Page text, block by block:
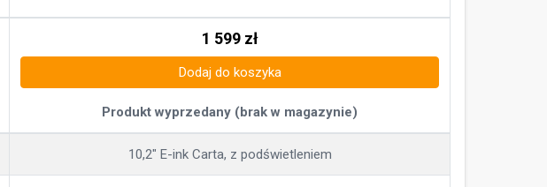
1 599zł
Dodaj do koszyka
Produkt wyprzedany (brak w magazynie)
10,2" E-ink Carta, z podświetleniem